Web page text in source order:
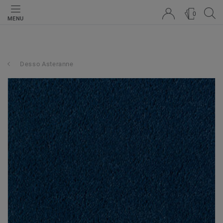
MENU
0
Desso Asteranne